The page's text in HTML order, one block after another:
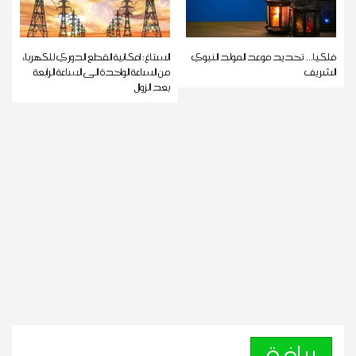
فلكيا... تحديد موعد المولد النبوي
الشريف
الستاغ: إمكانية القطع الدوري للكهرباء
من الساعة الواحدة الى الساعة الرابعة
بعد الزوال